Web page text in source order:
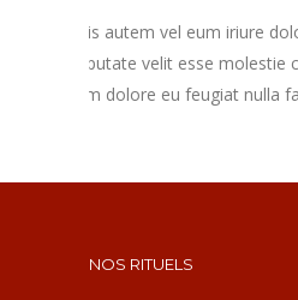
Duis autem vel eum iriure
vulputate velit esse molestie
illum dolore eu feugiat nulla
NOS RITUELS